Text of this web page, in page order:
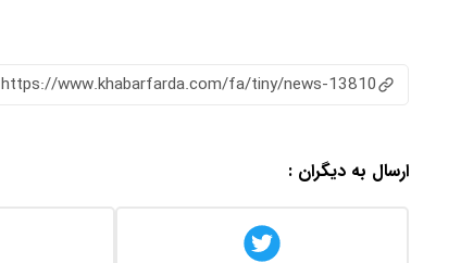
https://www.khabarfarda.com/fa/tiny/news-13810
ارسال به دیگران :